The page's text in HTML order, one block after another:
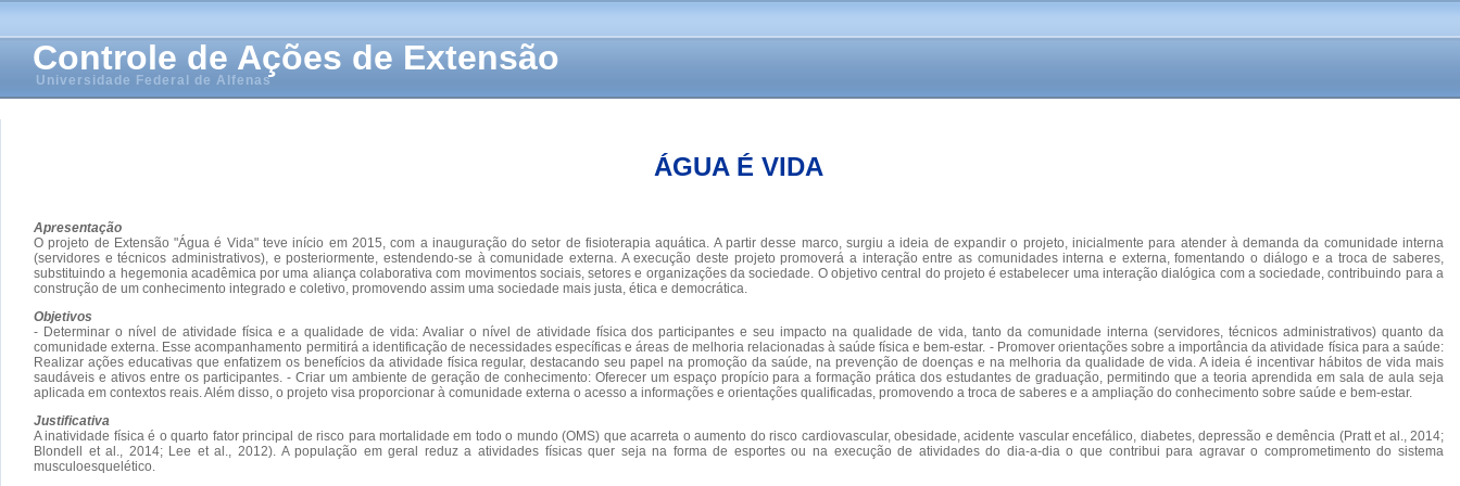
Controle de Ações de Extensão
Universidade Federal de Alfenas
ÁGUA É VIDA
Apresentação
O projeto de Extensão "Água é Vida" teve início em 2015, com a inauguração do setor de fisioterapia aquática. A partir desse marco, surgiu a ideia de expandir o projeto, inicialmente para atender à demanda da comunidade interna
(servidores e técnicos administrativos), e posteriormente, estendendo-se à comunidade externa. A execução deste projeto promoverá a interação entre as comunidades interna e externa, fomentando o diálogo e a troca de saberes,
substituindo a hegemonia acadêmica por uma aliança colaborativa com movimentos sociais, setores e organizações da sociedade. O objetivo central do projeto é estabelecer uma interação dialógica com a sociedade, contribuindo para a
construção de um conhecimento integrado e coletivo, promovendo assim uma sociedade mais justa, ética e democrática.
Objetivos
- Determinar o nível de atividade física e a qualidade de vida: Avaliar o nível de atividade física dos participantes e seu impacto na qualidade de vida, tanto da comunidade interna (servidores, técnicos administrativos) quanto da
comunidade externa. Esse acompanhamento permitirá a identificação de necessidades específicas e áreas de melhoria relacionadas à saúde física e bem-estar. - Promover orientações sobre a importância da atividade física para a saúde:
Realizar ações educativas que enfatizem os benefícios da atividade física regular, destacando seu papel na promoção da saúde, na prevenção de doenças e na melhoria da qualidade de vida. A ideia é incentivar hábitos de vida mais
saudáveis e ativos entre os participantes. - Criar um ambiente de geração de conhecimento: Oferecer um espaço propício para a formação prática dos estudantes de graduação, permitindo que a teoria aprendida em sala de aula seja
aplicada em contextos reais. Além disso, o projeto visa proporcionar à comunidade externa o acesso a informações e orientações qualificadas, promovendo a troca de saberes e a ampliação do conhecimento sobre saúde e bem-estar.
Justificativa
A inatividade física é o quarto fator principal de risco para mortalidade em todo o mundo (OMS) que acarreta o aumento do risco cardiovascular, obesidade, acidente vascular encefálico, diabetes, depressão e demência (Pratt et al., 2014;
Blondell et al., 2014; Lee et al., 2012). A população em geral reduz a atividades físicas quer seja na forma de esportes ou na execução de atividades do dia-a-dia o que contribui para agravar o comprometimento do sistema
musculoesquelético.